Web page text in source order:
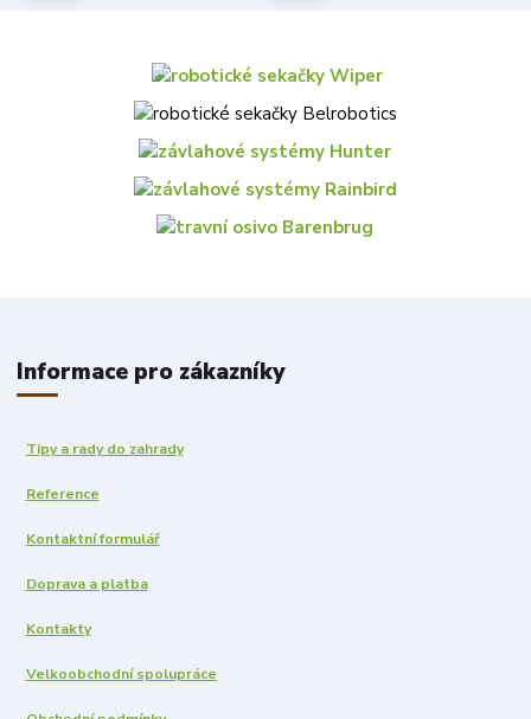
Informace pro zákazníky
Tipy a rady do zahrady
Reference
Kontaktní formulář
Doprava a platba
Kontakty
Velkoobchodní spolupráce